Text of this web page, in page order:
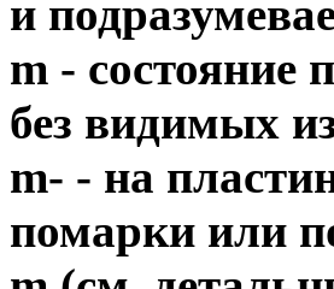
и
m - состояние
без видимых
m- - на
помарки или